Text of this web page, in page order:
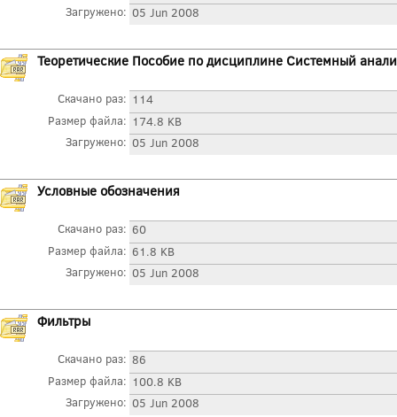
Загружено: 05 Jun 2008
Теоретические Пособие по дисциплине Системный
Скачано раз: 114
Размер файла: 174.8 KB
Загружено: 05 Jun 2008
Условные обозначения
Скачано раз: 60
Размер файла: 61.8 KB
Загружено: 05 Jun 2008
Фильтры
Скачано раз: 86
Размер файла: 100.8 KB
Загружено: 05 Jun 2008